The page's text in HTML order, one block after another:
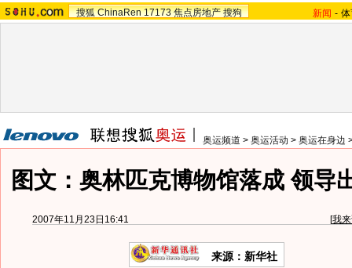
搜狐 ChinaRen 17173 焦点房地产 搜狗 新闻 -
奥运频道 > 奥运活动 > 奥运在身边
图文：奥林匹克博物馆落成 领导
2007年11月23日16:41 [我
来源：新华社